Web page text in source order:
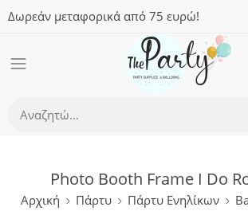
Δωρεάν μεταφορικά από 75 ευρώ!
Photo Booth Frame I Do
Αρχική Πάρτυ Πάρτυ Ενηλίκων